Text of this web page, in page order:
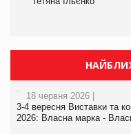
18 червня 2026 |
3-4 вересня Виставки та
2026: Власна марка -